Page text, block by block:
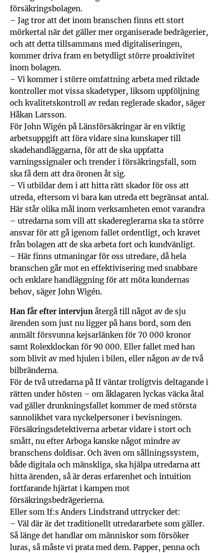
försäkringsbolagen.
– Jag tror att det inom branschen finns ett stort
mörkertal när det gäller mer organiserade bedrägerier,
och att detta tillsammans med digitaliseringen,
kommer driva fram en betydligt större proaktivitet
inom bolagen.
– Vi kommer i större omfattning arbeta med riktade
kontroller mot vissa skadetyper, liksom uppföljning
och kvalitetskontroll av redan reglerade skador, säger
Håkan Larsson.
För John Wigén på Länsförsäkringar är en viktig
arbetsuppgift att föra vidare sina kunskaper till
skadehandläggarna, för att de ska uppfatta
varningssignaler och trender i försäkringsfall, som
ska få dem att dra öronen åt sig.
– Vi utbildar dem i att hitta rätt skador för oss att
utreda, eftersom vi bara kan utreda ett begränsat antal.
Här står olika mål inom verksamheten emot varandra
– utredarna som vill att skadereglerarna ska ta större
ansvar för att gå igenom fallet ordentligt, och kravet
från bolagen att de ska arbeta fort och kundvänligt.
– Här finns utmaningar för oss utredare, då hela
branschen går mot en effektivisering med snabbare
och enklare handläggning för att möta kundernas
behov, säger John Wigén.
Han får efter intervjun återgå till något av de sju
ärenden som just nu ligger på hans bord, som den
anmält försvunna kejsarlänken för 70 000 kronor
samt Rolexklockan för 90 000. Eller fallet med han
som blivit av med hjulen i bilen, eller någon av de två
bilbränderna.
För de två utredarna på If väntar troligtvis deltagande i
rätten under hösten – om åklagaren lyckas väcka åtal
vad gäller drunkningsfallet kommer de med största
sannolikhet vara nyckelpersoner i bevisningen.
Försäkringsdetektiverna arbetar vidare i stort och
smått, nu efter Arboga kanske något mindre av
branschens doldisar. Och även om sållningssystem,
både digitala och mänskliga, ska hjälpa utredarna att
hitta ärenden, så är deras erfarenhet och intuition
fortfarande hjärtat i kampen mot
försäkringsbedrägerierna.
Eller som If:s Anders Lindstrand uttrycker det:
– Väl där är det traditionellt utredararbete som gäller.
Så länge det handlar om människor som försöker
luras, så måste vi prata med dem. Papper, penna och